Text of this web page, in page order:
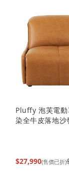
Pluffy 泡芙電
染全牛皮落地沙
$27,990(售價已折)